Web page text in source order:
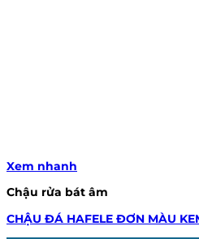
Xem nhanh
Chậu rửa bát âm
CHẬU ĐÁ HAFELE ĐƠN MÀU